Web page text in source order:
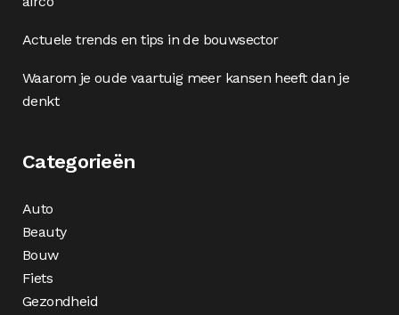
Actuele trends en tips in de bouwsector
Waarom je oude vaartuig meer kansen heeft dan je
denkt
Categorieën
Auto
Beauty
Bouw
Fiets
Gezondheid